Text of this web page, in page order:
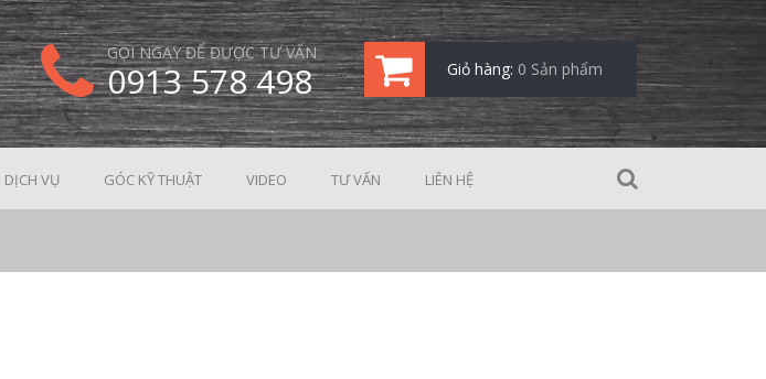
GỌI NGAY ĐỂ ĐƯỢC TƯ VẤN
0913 578 498 Giỏ hàng: 0 Sản phẩm
DỊCH VỤ GÓC KỸ THUẬT VIDEO TƯ VẤN LIÊN HỆ